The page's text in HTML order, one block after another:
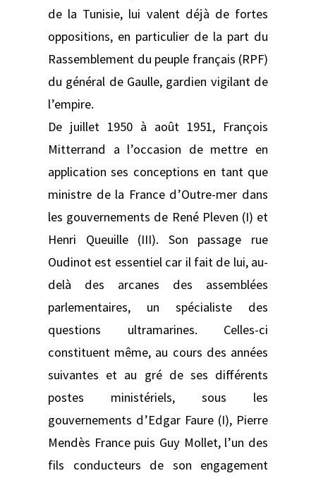
de la Tunisie, lui valent déjà de fortes
oppositions, en particulier de la part du
Rassemblement du peuple français (RPF)
du général de Gaulle, gardien vigilant de
l’empire.
De juillet 1950 à août 1951, François
Mitterrand a l’occasion de mettre en
application ses conceptions en tant que
ministre de la France d’Outre-mer dans
les gouvernements de René Pleven (I) et
Henri Queuille (III). Son passage rue
Oudinot est essentiel car il fait de lui, au-
delà des arcanes des assemblées
parlementaires, un spécialiste des
questions ultramarines. Celles-ci
constituent même, au cours des années
suivantes et au gré de ses différents
postes ministériels, sous les
gouvernements d’Edgar Faure (I), Pierre
Mendès France puis Guy Mollet, l’un des
fils conducteurs de son engagement